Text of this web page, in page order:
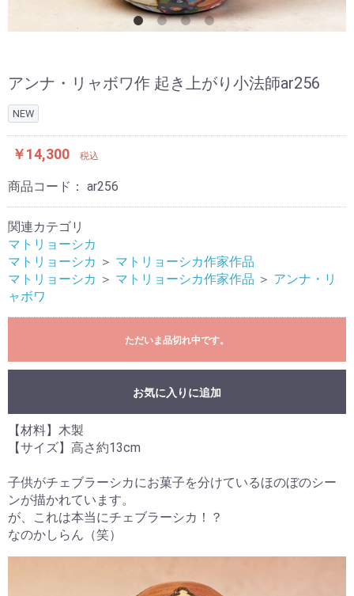
アンナ・リャボワ作 起き上がり小法師ar256
NEW
￥14,300 税込
商品コード： ar256
関連カテゴリ
マトリョーシカ
マトリョーシカ ＞ マトリョーシカ作家作品
マトリョーシカ ＞ マトリョーシカ作家作品 ＞ アンナ・リ
ャボワ
ただいま品切れ中です。
お気に入りに追加
【材料】木製
【サイズ】高さ約13cm
子供がチェブラーシカにお菓子を分けているほのぼのシー
ンが描かれています。
が、これは本当にチェブラーシカ！？
なのかしらん（笑）